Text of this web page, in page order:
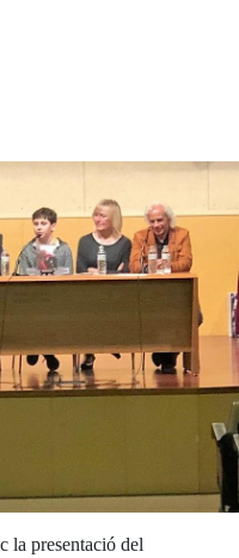
la presentació del